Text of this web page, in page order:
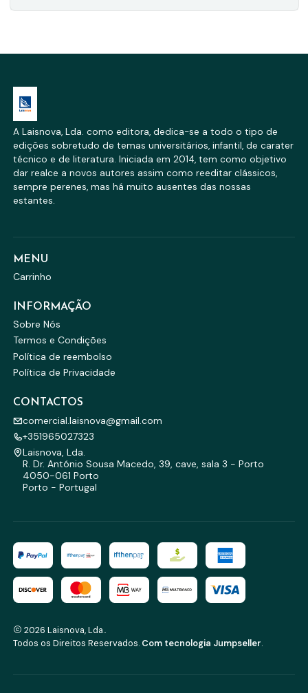
A Laisnova, Lda. como editora, dedica-se a todo o tipo de
edições sobretudo de temas universitários, infantil, de carater
técnico e de literatura. Iniciada em 2014, tem como objetivo
dar realce a novos autores assim como reeditar clássicos,
sempre perenes, mas há muito ausentes das nossas
estantes.
MENU
Carrinho
INFORMAÇÃO
Sobre Nós
Termos e Condições
Política de reembolso
Política de Privacidade
CONTACTOS
comercial.laisnova@gmail.com
+351965027323
Laisnova, Lda.
R. Dr. António Sousa Macedo, 39, cave, sala 3 - Porto
4050-061 Porto
Porto - Portugal
2026 Laisnova, Lda..
Todos os Direitos Reservados. Com tecnologia Jumpseller.